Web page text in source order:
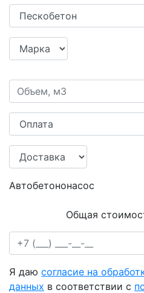
Автобетононасос
Общая
Я даю согласие на
данных в соответствии с